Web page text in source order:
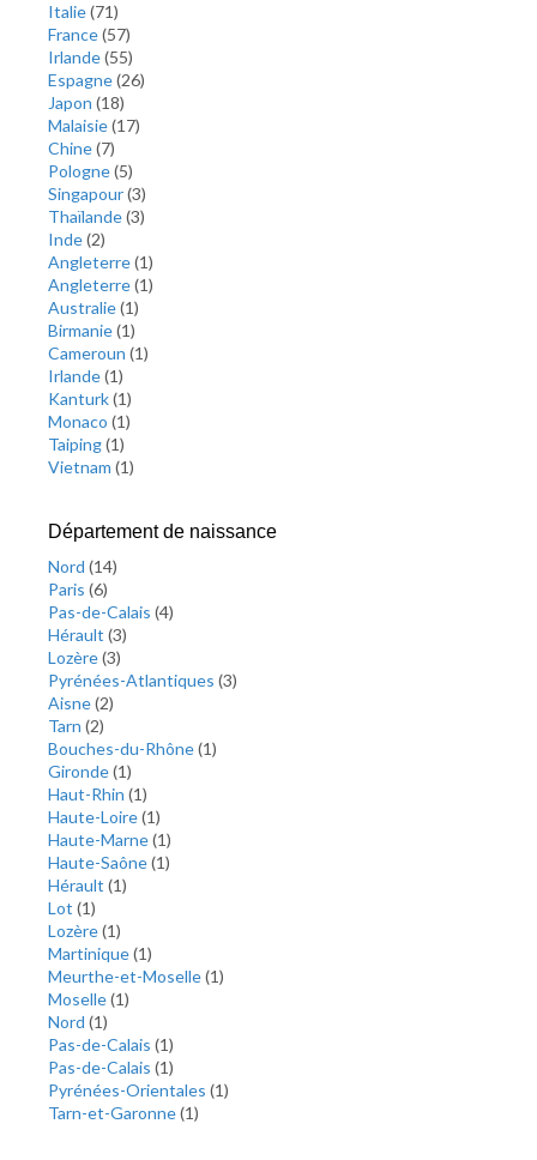
Italie(71)
France(57)
Irlande(55)
Espagne(26)
Japon (18)
Malaisie(17)
Chine(7)
Pologne(5)
Singapour(3)
Thaïlande(3)
Inde(2)
Angleterre(1)
Angleterre(1)
Australie(1)
Birmanie(1)
Cameroun (1)
Irlande(1)
Kanturk(1)
Monaco (1)
Taiping(1)
Vietnam (1)
Département de naissance
Nord (14)
Paris (6)
Pas-de-Calais (4)
Hérault (3)
Lozère(3)
Pyrénées-Atlantiques (3)
Aisne(2)
Tarn (2)
Bouches-du-Rhône(1)
Gironde(1)
Haut-Rhin (1)
Haute-Loire(1)
Haute-Marne(1)
Haute-Saône(1)
Hérault (1)
Lot (1)
Lozère(1)
Martinique(1)
Meurthe-et-Moselle(1)
Moselle(1)
Nord (1)
Pas-de-Calais (1)
Pas-de-Calais (1)
Pyrénées-Orientales (1)
Tarn-et-Garonne(1)